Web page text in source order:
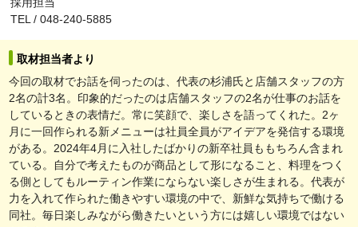
TEL / 048-240-5885
取材担当者より
今回の取材でお話を伺ったのは、代表の杉浦氏と店舗スタッフの方
2名の計3名。印象的だったのは店舗スタッフの2名が仕事のお話を
しているときの表情だ。常に笑顔で、楽しさを語ってくれた。2ヶ
月に一回作られる新メニューは社員全員がアイデアを発信する環境
がある。2024年4月に入社したばかりの新卒社員ももちろん含まれ
ている。自分で考えたものが商品として形になること、料理をつく
る側としてもルーティン作業にならない楽しさが生まれる。代表が
力を入れて作られた働きやすい環境の中で、新鮮な気持ちで働ける
同社。毎日楽しみながら働きたいという方には嬉しい環境ではない